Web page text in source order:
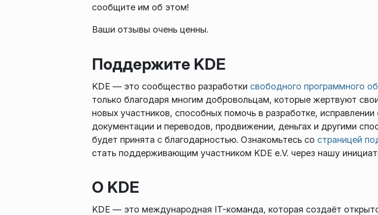
сообщите им об этом!
Ваши отзывы очень ценны.
Поддержите KDE
KDE — это сообщество разработки свободного программного
только благодаря многим добровольцам, которые жертвуют
новых участников, способных помочь в разработке,
документации и переводов, продвижении, деньгах и другими
будет принята с благодарностью. Ознакомьтесь со страницей
стать поддерживающим участником KDE e.V. через нашу
О KDE
KDE — это международная IT-команда, которая создаёт